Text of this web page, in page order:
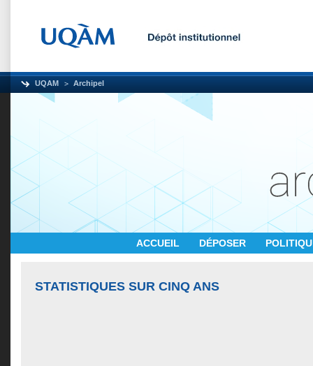
UQAM Archipel
ACCUEIL DÉPOSER
STATISTIQUES SUR CINQ ANS